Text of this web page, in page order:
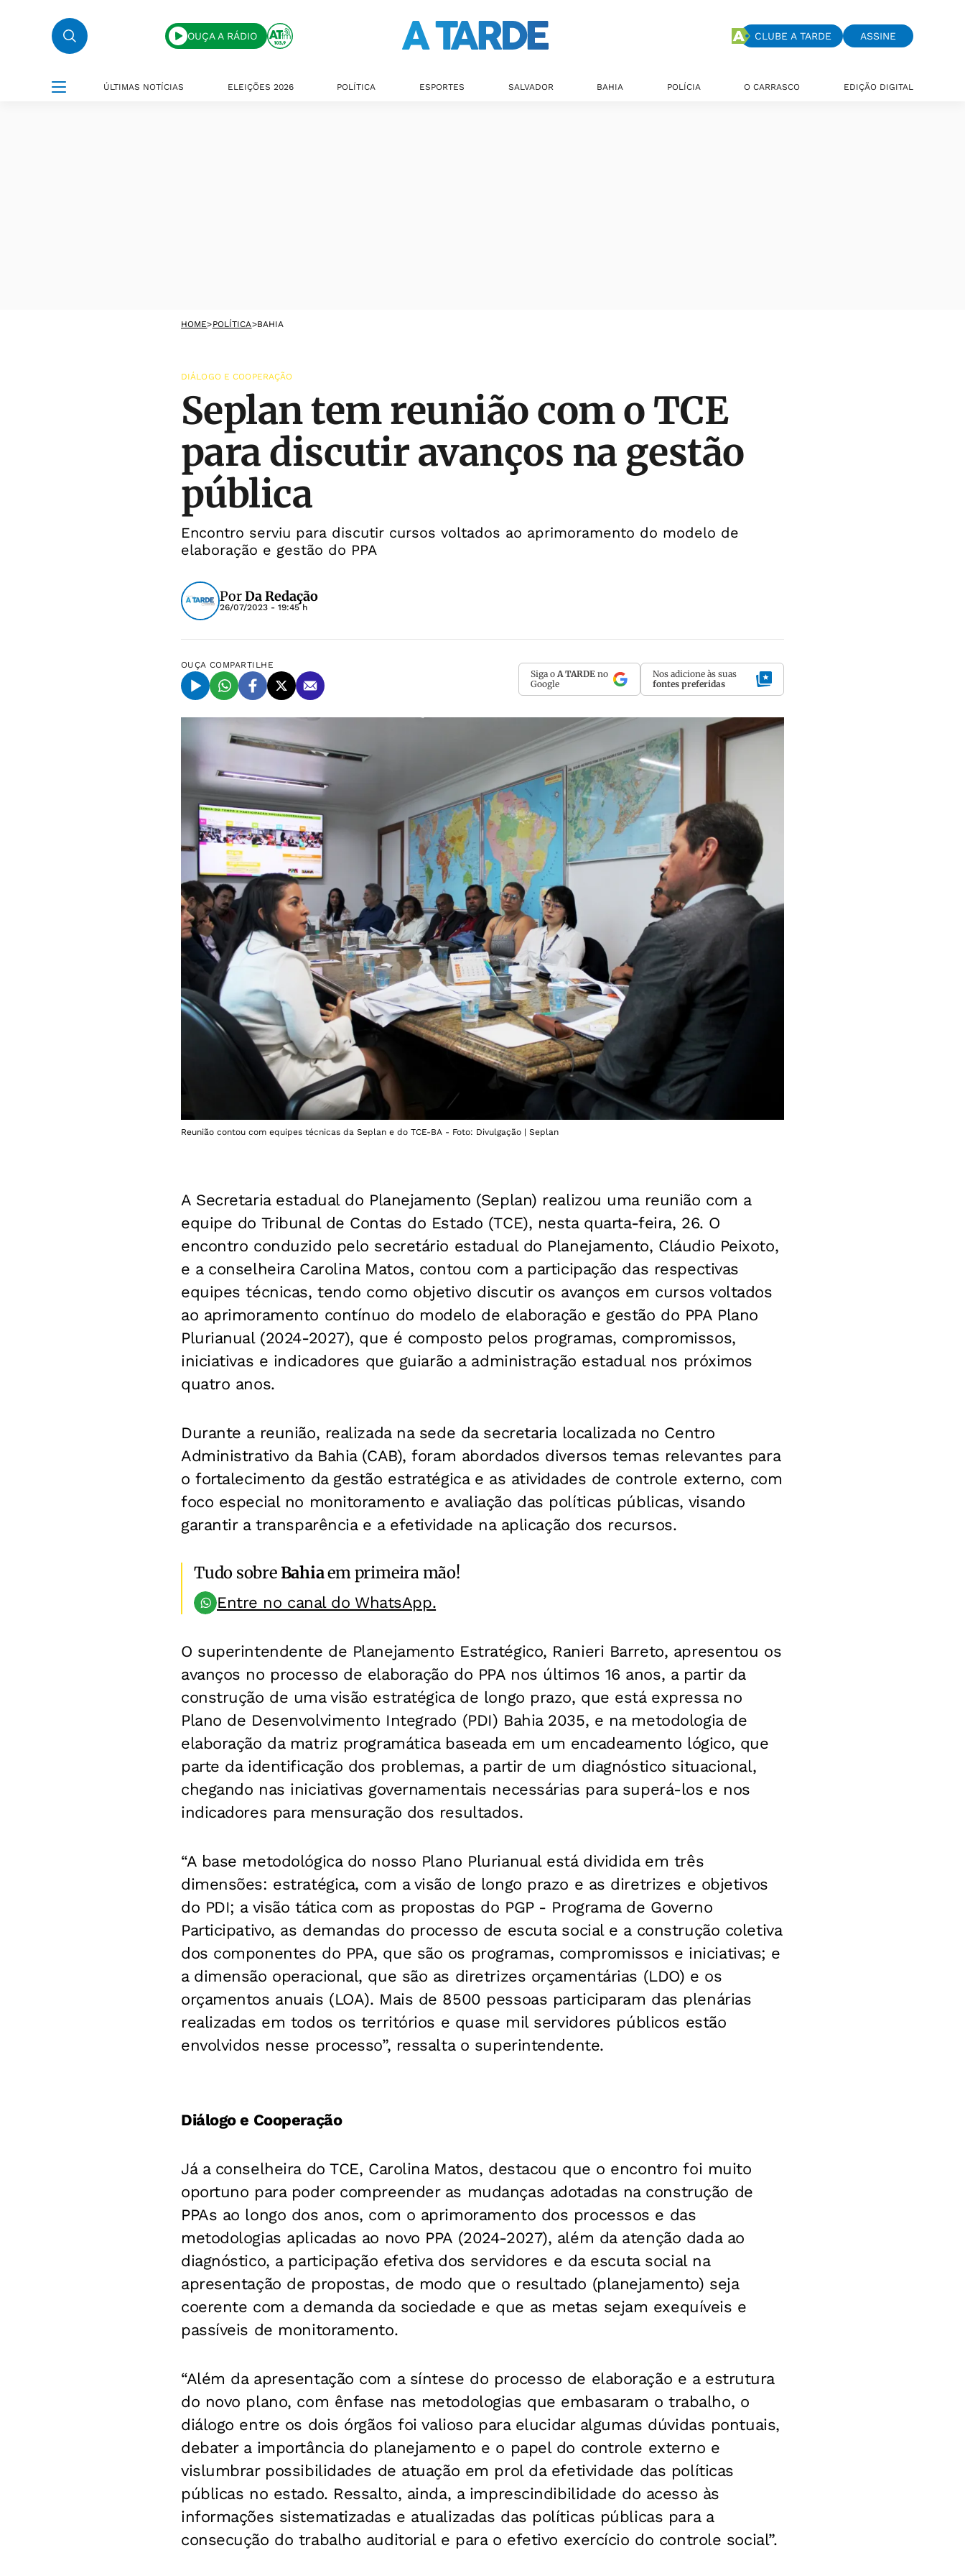
OUÇA A RÁDIO CLUBE A TARDE ASSINE
ÚLTIMAS NOTÍCIAS ELEIÇÕES 2026 POLÍTICA ESPORTES SALVADOR BAHIA POLÍCIA O CARRASCO EDIÇÃO DIGITAL
HOME>POLÍTICA>BAHIA
DIÁLOGO E COOPERAÇÃO
Seplan tem reunião com o TCE
para discutir avanços na gestão
pública
Encontro serviu para discutir cursos voltados ao aprimoramento do modelo de
elaboração e gestão do PPA
PorDa Redação
26/07/2023 - 19:45 h
OUÇA COMPARTILHE
Siga o A TARDE no
Google
Nos adicione às suas
fontes preferidas
Reunião contou com equipes técnicas da Seplan e do TCE-BA - Foto: Divulgação | Seplan
A Secretaria estadual do Planejamento (Seplan) realizou uma reunião com a
equipe do Tribunal de Contas do Estado (TCE), nesta quarta-feira, 26. O
encontro conduzido pelo secretário estadual do Planejamento, Cláudio Peixoto,
e a conselheira Carolina Matos, contou com a participação das respectivas
equipes técnicas, tendo como objetivo discutir os avanços em cursos voltados
ao aprimoramento contínuo do modelo de elaboração e gestão do PPA Plano
Plurianual (2024-2027), que é composto pelos programas, compromissos,
iniciativas e indicadores que guiarão a administração estadual nos próximos
quatro anos.
Durante a reunião, realizada na sede da secretaria localizada no Centro
Administrativo da Bahia (CAB), foram abordados diversos temas relevantes para
o fortalecimento da gestão estratégica e as atividades de controle externo, com
foco especial no monitoramento e avaliação das políticas públicas, visando
garantir a transparência e a efetividade na aplicação dos recursos.
Tudo sobreBahiaem primeira mão!
Entre no canal do WhatsApp.
O superintendente de Planejamento Estratégico, Ranieri Barreto, apresentou os
avanços no processo de elaboração do PPA nos últimos 16 anos, a partir da
construção de uma visão estratégica de longo prazo, que está expressa no
Plano de Desenvolvimento Integrado (PDI) Bahia 2035, e na metodologia de
elaboração da matriz programática baseada em um encadeamento lógico, que
parte da identificação dos problemas, a partir de um diagnóstico situacional,
chegando nas iniciativas governamentais necessárias para superá-los e nos
indicadores para mensuração dos resultados.
“A base metodológica do nosso Plano Plurianual está dividida em três
dimensões: estratégica, com a visão de longo prazo e as diretrizes e objetivos
do PDI; a visão tática com as propostas do PGP - Programa de Governo
Participativo, as demandas do processo de escuta social e a construção coletiva
dos componentes do PPA, que são os programas, compromissos e iniciativas; e
a dimensão operacional, que são as diretrizes orçamentárias (LDO) e os
orçamentos anuais (LOA). Mais de 8500 pessoas participaram das plenárias
realizadas em todos os territórios e quase mil servidores públicos estão
envolvidos nesse processo”, ressalta o superintendente.
Diálogo e Cooperação
Já a conselheira do TCE, Carolina Matos, destacou que o encontro foi muito
oportuno para poder compreender as mudanças adotadas na construção de
PPAs ao longo dos anos, com o aprimoramento dos processos e das
metodologias aplicadas ao novo PPA (2024-2027), além da atenção dada ao
diagnóstico, a participação efetiva dos servidores e da escuta social na
apresentação de propostas, de modo que o resultado (planejamento) seja
coerente com a demanda da sociedade e que as metas sejam exequíveis e
passíveis de monitoramento.
“Além da apresentação com a síntese do processo de elaboração e a estrutura
do novo plano, com ênfase nas metodologias que embasaram o trabalho, o
diálogo entre os dois órgãos foi valioso para elucidar algumas dúvidas pontuais,
debater a importância do planejamento e o papel do controle externo e
vislumbrar possibilidades de atuação em prol da efetividade das políticas
públicas no estado. Ressalto, ainda, a imprescindibilidade do acesso às
informações sistematizadas e atualizadas das políticas públicas para a
consecução do trabalho auditorial e para o efetivo exercício do controle social”.